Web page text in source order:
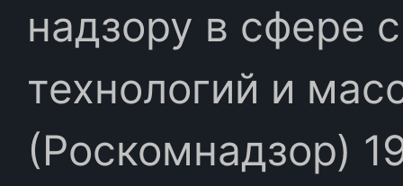
надзору в сфере
технологий и
(Роскомнадзор)